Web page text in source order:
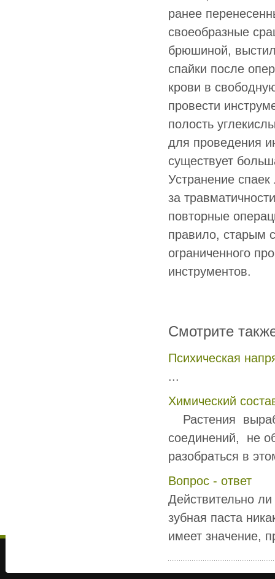
ранее
своеобразные
брюшиной,
спайки после
крови в
провести
полость
для проведения
существует
Устранение
за
повторные
правило, старым
ограниченного
инструментов.
Смотрите
Психическая
...
Химический
Растения
соединений, не
разобраться в
Вопрос - ответ
Действительно
зубная паста
имеет значение,